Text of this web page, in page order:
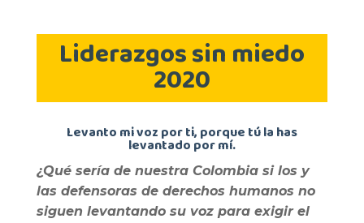
Liderazgos sin miedo
2020
Levanto mi voz por ti, porque tú la has
levantado por mí.
¿Qué sería de nuestra Colombia si los y
las defensoras de derechos humanos no
siguen levantando su voz para exigir el